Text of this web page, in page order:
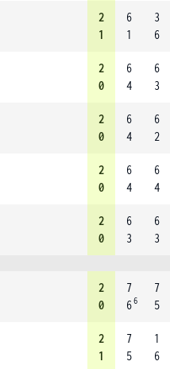
2
1
6
1
3
6
2
0
6
4
6
3
2
0
6
4
6
2
2
0
6
4
6
4
2
0
6
3
6
3
2
0
7
66
7
5
2
1
7
5
1
6